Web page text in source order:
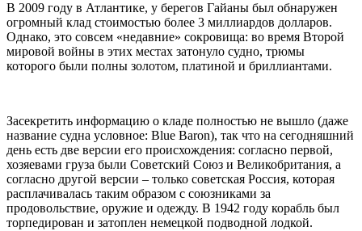
В 2009 году в Атлантике, у берегов Гайаны был обнаружен
огромный клад стоимостью более 3 миллиардов долларов.
Однако, это совсем «недавние» сокровища: во время Второй
мировой войны в этих местах затонуло судно, трюмы
которого были полны золотом, платиной и бриллиантами.
Засекретить информацию о кладе полностью не вышло (даже
название судна условное: Blue Baron), так что на сегодняшний
день есть две версии его происхождения: согласно первой,
хозяевами груза были Советский Союз и Великобритания, а
согласно другой версии – только советская Россия, которая
расплачивалась таким образом с союзниками за
продовольствие, оружие и одежду. В 1942 году корабль был
торпедирован и затоплен немецкой подводной лодкой.